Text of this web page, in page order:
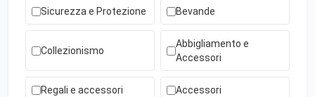
Sicurezza e Protezione Bevande
Collezionismo
Abbigliamento e
Accessori
Regali e accessori Accessori